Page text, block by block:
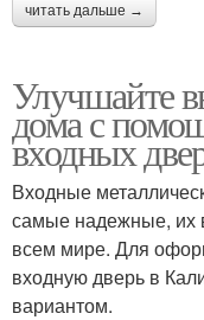
читать дальше →
Улучшайте
дома с
входных
Входные
самые надежные,
всем мире. Для
входную дверь в
вариантом.